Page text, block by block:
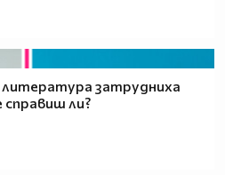
литература затрудниха
ли?